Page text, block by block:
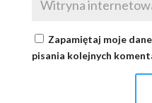
Zapamiętaj moje
pisania kolejnych